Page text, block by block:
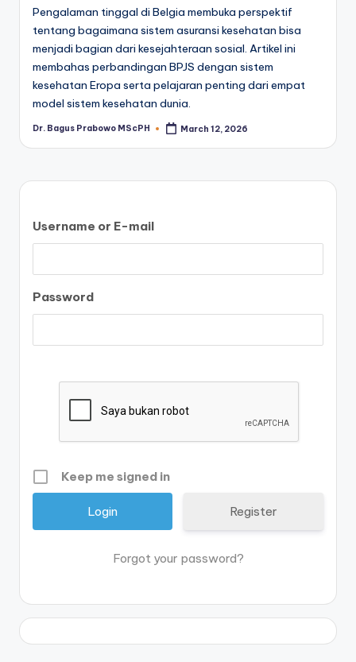
Pengalaman tinggal di Belgia membuka perspektif
tentang bagaimana sistem asuransi kesehatan bisa
menjadi bagian dari kesejahteraan sosial. Artikel ini
membahas perbandingan BPJS dengan sistem
kesehatan Eropa serta pelajaran penting dari empat
model sistem kesehatan dunia.
Posted
Dr. Bagus Prabowo MScPH March 12, 2026
Username or E-mail
Password
Keep me signed in
Register
Forgot your password?